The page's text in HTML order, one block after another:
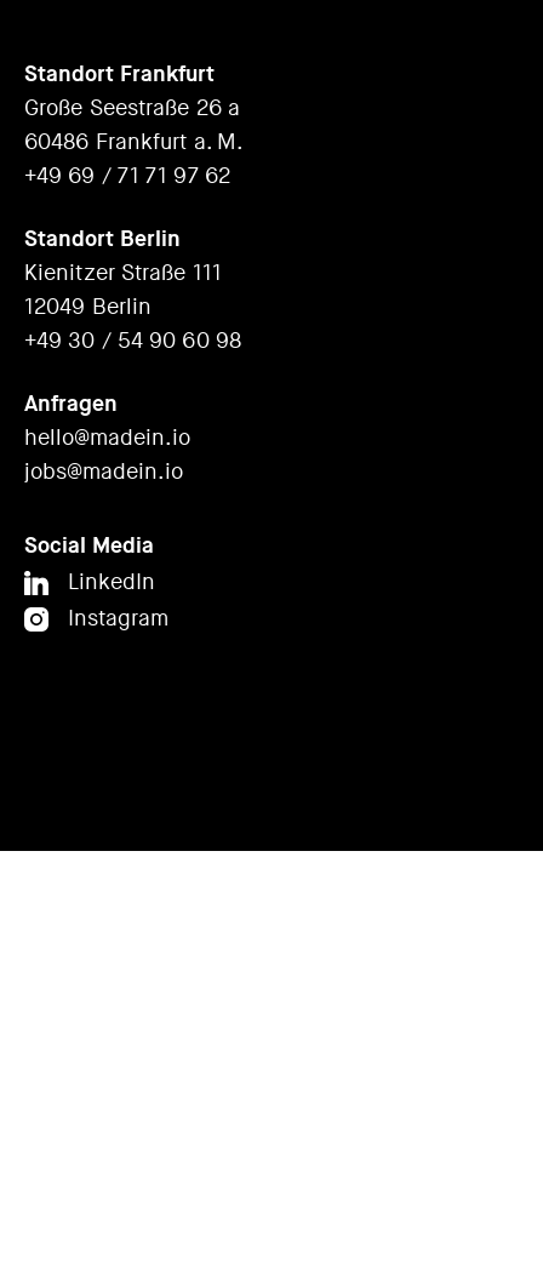
Standort Frankfurt
Große Seestraße 26 a
60486 Frankfurt a. M.
+49 69 / 71 71 97 62
Standort Berlin
Kienitzer Straße 111
12049 Berlin
+49 30 / 54 90 60 98
Anfragen
hello@madein.io
jobs@madein.io
Social Media
LinkedIn
Instagram